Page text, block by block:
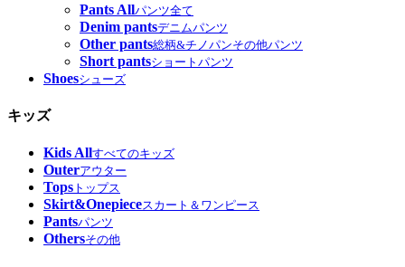
Pants Allパンツ全て
Denim pantsデニムパンツ
Other pants総柄&チノパンその他パンツ
Short pantsショートパンツ
Shoesシューズ
キッズ
Kids Allすべてのキッズ
Outerアウター
Tops トップス
Skirt&Onepieceスカート＆ワンピース
Pantsパンツ
Othersその他